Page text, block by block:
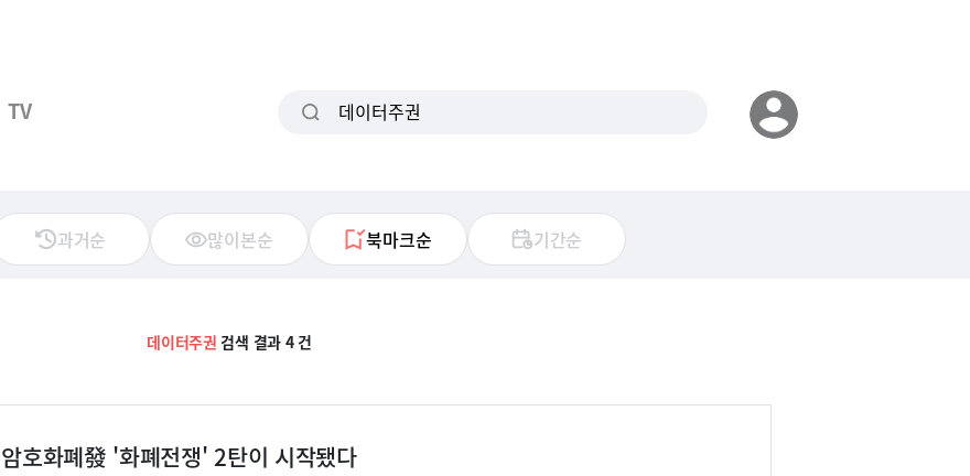
TV
과거순 많이본순 북마크순 기간순
데이터주권 검색 결과 4 건
암호화폐發 '화폐전쟁' 2탄이 시작됐다